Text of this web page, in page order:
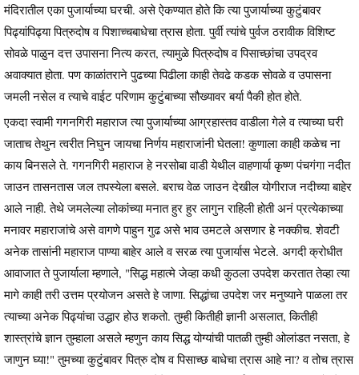
मंदिरातील एका पुजार्याच्या घरची. असे ऐकण्यात होते कि त्या पुजार्याच्या कुटुंबावर
पिढ्यांपिढ्या पित्रुदोष व पिशाच्चबाधेचा त्रास होता. पुर्वी त्यांचे पुर्वज ठरावीक विशिष्ट
सोवळे पाळुन दत्त उपासना नित्य करत, त्यामुळे पित्रुदोष व पिसाच्छांचा उपद्रव
अवाक्यात होता. पण काळांतराने पुढच्या पिढीला काही तेवढे कडक सोवळे व उपासना
जमली नसेल व त्याचे वाईट परिणाम कुटुंबाच्या सौख्यावर बर्या पैकी होत होते.
एकदा स्वामी गगनगिरी महाराज त्या पुजार्याच्या आग्रहास्तव वाडीला गेले व त्याच्या घरी
जाताच तेथुन त्वरीत निघुन जायचा निर्णय महाराजांनी घेतला! कुणाला काही कळेच ना
काय बिनसले ते. गगनगिरी महाराज हे नरसोबा वाडी येथील वाहणार्या कृष्ण पंचगंगा नदीत
जाउन तासनतास जल तपस्येला बसले. बराच वेळ जाउन देखील योगीराज नदीच्या बाहेर
आले नाही. तेथे जमलेल्या लोकांच्या मनात हुर हुर लागुन राहिली होती अनं प्रत्येकाच्या
मनावर महाराजांचे असे वागणे पाहुन गुढ असे भाव उमटले असणार हे नक्कीच. शेवटी
अनेक तासांनी महाराज पाण्या बाहेर आले व सरळ त्या पुजार्यास भेटले. अगदी क्रोधीत
आवाजात ते पुजार्याला म्हणाले, "सिद्ध महात्मे जेव्हा कधी कुठला उपदेश करतात तेव्हा त्या
मागे काही तरी उत्तम प्रयोजन असते हे जाणा. सिद्धांचा उपदेश जर मनुष्याने पाळला तर
त्याच्या अनेक पिढ्यांचा उद्धार होउ शकतो. तुम्ही कितीही ज्ञानी असलात, कितीही
शास्त्रांचे ज्ञान तुम्हाला असले म्हणुन काय सिद्ध योग्यांची पातळी तुम्ही ओलांडत नसता, हे
जाणुन घ्या!" तुमच्या कुटुंबावर पित्रु दोष व पिसाच्छ बाधेचा त्रास आहे ना? व तोच त्रास